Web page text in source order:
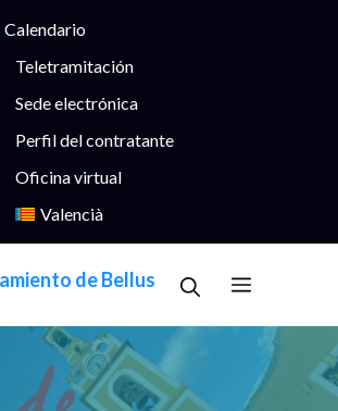
Calendario
Teletramitación
Sede electrónica
Perfil del contratante
Oficina virtual
Valencià
Menú